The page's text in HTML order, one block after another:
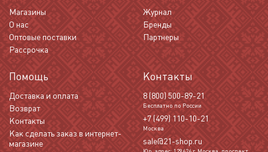
Магазины
Журнал
О нас
Бренды
Оптовые поставки
Партнеры
Рассрочка
Помощь
Доставка и оплата
Возврат
Контакты
Как сделать заказ в интернет-
магазине
Контакты
8 (800) 500-89-21
Бесплатно по России
+7 (499) 110-10-21
Москва
sale@21-shop.ru